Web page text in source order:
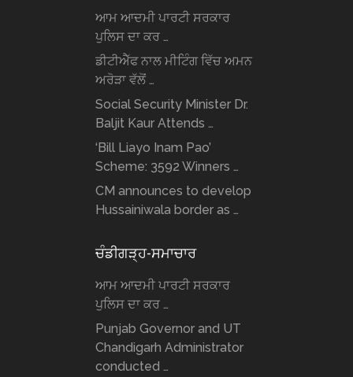
ਆਮ ਆਦਮੀ ਪਾਰਟੀ ਸਰਕਾਰ
ਪੁਲਿਸ ਦਾ ਕਰ …
ਡੀਟੀਐੱਫ ਨਾਲ ਮੀਟਿੰਗ ਵਿੱਚ ਅਮਨ
ਅਰੋੜਾ ਵੱਲੋਂ …
Social Security Minister Dr.
Baljit Kaur Attends …
‘Bill Liayo Inam Pao’
Scheme: 3592 Winners …
CM announces to develop
Hussainiwala border as …
ਚੰਡੀਗੜ੍ਹ-ਸਮਾਚਾਰ
ਆਮ ਆਦਮੀ ਪਾਰਟੀ ਸਰਕਾਰ
ਪੁਲਿਸ ਦਾ ਕਰ …
Punjab Governor and UT
Chandigarh Administrator
conducted …